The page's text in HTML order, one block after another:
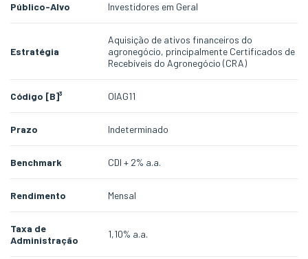
Público-Alvo Investidores em Geral
Estratégia
Aquisição de ativos financeiros do
agronegócio, principalmente Certificados de
Recebíveis do Agronegócio (CRA)
Código [B]³ OIAG11
Prazo Indeterminado
Benchmark CDI + 2% a.a.
Rendimento Mensal
Taxa de
Administração
1,10% a.a.